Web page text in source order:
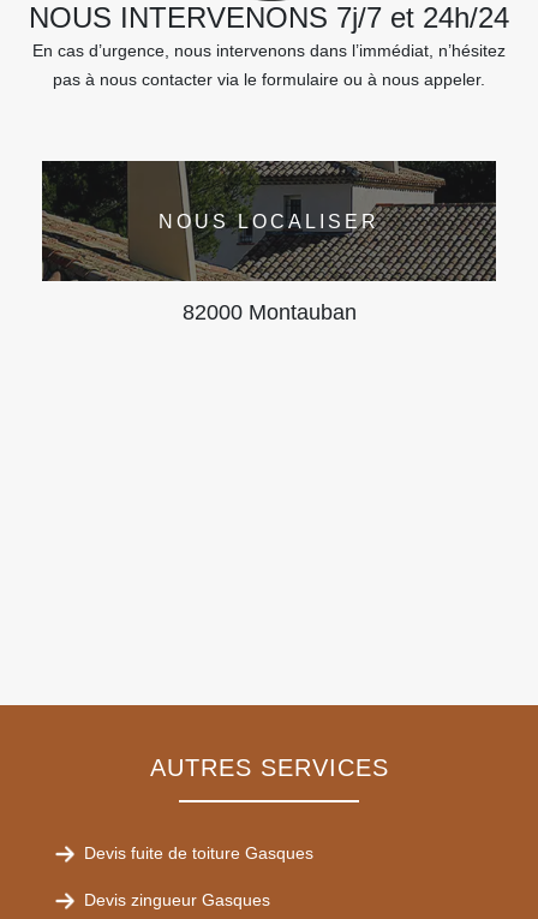
NOUS INTERVENONS 7j/7 et 24h/24
En cas d’urgence, nous intervenons dans l’immédiat, n’hésitez
pas à nous contacter via le formulaire ou à nous appeler.
NOUS LOCALISER
82000 Montauban
AUTRES SERVICES
Devis fuite de toiture Gasques
Devis zingueur Gasques